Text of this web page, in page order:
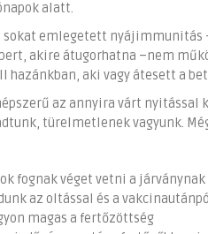
alatt.
sokat emlegetett nyájimmunitás
akire átugorhatna –nem
hazánkban, aki vagy átesett a
az annyira várt
türelmetlenek vagyunk.
fognak véget vetni a járványnak
az oltással és a
magas a fertőzöttség